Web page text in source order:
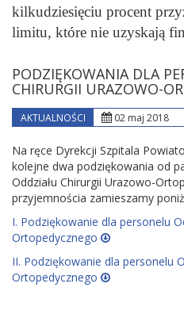
kilkudziesięciu procent
limitu, które nie uzyskają
PODZIĘKOWANIA DLA
CHIRURGII URAZOWO-
AKTUALNOŚCI 02 maj 2018
Na ręce Dyrekcji Szpitala
kolejne dwa podziękowania od
Oddziału Chirurgii Urazowo-
przyjemnościa zamieszamy
I. Podziękowanie dla personelu
Ortopedycznego
II. Podziękowanie dla personelu
Ortopedycznego